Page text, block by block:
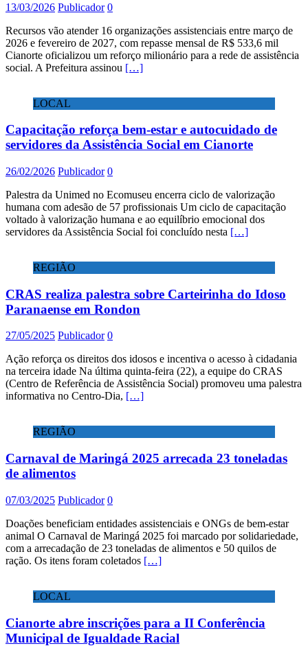
13/03/2026 Publicador 0
Recursos vão atender 16 organizações assistenciais entre março de
2026 e fevereiro de 2027, com repasse mensal de R$ 533,6 mil
Cianorte oficializou um reforço milionário para a rede de assistência
social. A Prefeitura assinou […]
LOCAL
Capacitação reforça bem-estar e autocuidado de
servidores da Assistência Social em Cianorte
26/02/2026 Publicador 0
Palestra da Unimed no Ecomuseu encerra ciclo de valorização
humana com adesão de 57 profissionais Um ciclo de capacitação
voltado à valorização humana e ao equilíbrio emocional dos
servidores da Assistência Social foi concluído nesta […]
REGIÃO
CRAS realiza palestra sobre Carteirinha do Idoso
Paranaense em Rondon
27/05/2025 Publicador 0
Ação reforça os direitos dos idosos e incentiva o acesso à cidadania
na terceira idade Na última quinta-feira (22), a equipe do CRAS
(Centro de Referência de Assistência Social) promoveu uma palestra
informativa no Centro-Dia, […]
REGIÃO
Carnaval de Maringá 2025 arrecada 23 toneladas
de alimentos
07/03/2025 Publicador 0
Doações beneficiam entidades assistenciais e ONGs de bem-estar
animal O Carnaval de Maringá 2025 foi marcado por solidariedade,
com a arrecadação de 23 toneladas de alimentos e 50 quilos de
ração. Os itens foram coletados […]
LOCAL
Cianorte abre inscrições para a II Conferência
Municipal de Igualdade Racial